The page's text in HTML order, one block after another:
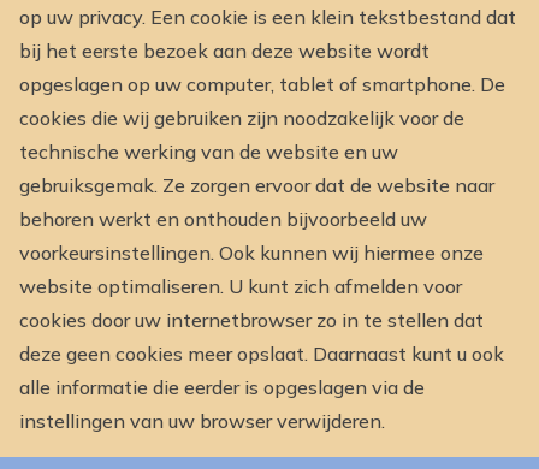
op uw privacy. Een cookie is een klein tekstbestand dat
bij het eerste bezoek aan deze website wordt
opgeslagen op uw computer, tablet of smartphone. De
cookies die wij gebruiken zijn noodzakelijk voor de
technische werking van de website en uw
gebruiksgemak. Ze zorgen ervoor dat de website naar
behoren werkt en onthouden bijvoorbeeld uw
voorkeursinstellingen. Ook kunnen wij hiermee onze
website optimaliseren. U kunt zich afmelden voor
cookies door uw internetbrowser zo in te stellen dat
deze geen cookies meer opslaat. Daarnaast kunt u ook
alle informatie die eerder is opgeslagen via de
instellingen van uw browser verwijderen.